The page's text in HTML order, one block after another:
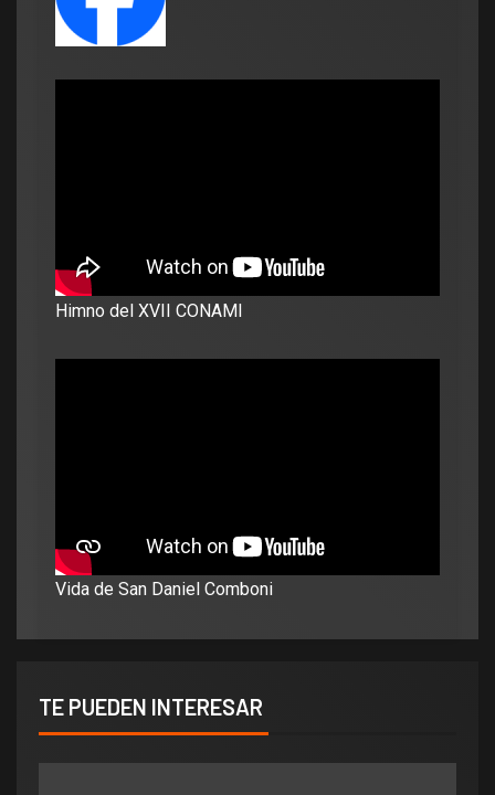
Himno del XVII CONAMI
Vida de San Daniel Comboni
TE PUEDEN INTERESAR